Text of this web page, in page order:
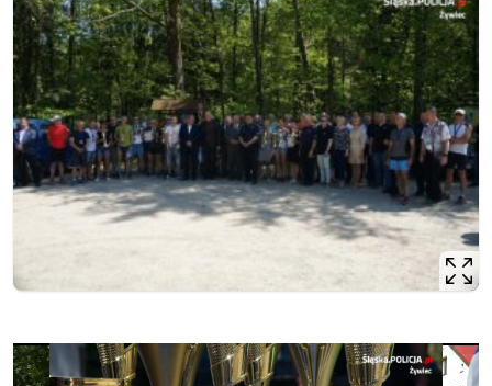
Opis filmu: Półmaraton Górski o Puchar Komendanta